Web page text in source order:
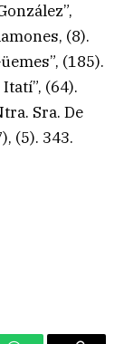
(8).
(185).
(64).
Sra. De
(5). 343.